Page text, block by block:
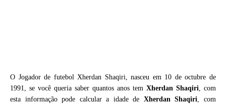
O Jogador de futebol Xherdan Shaqiri, nasceu em 10 de octubre de
1991, se você queria saber quantos anos tem Xherdan Shaqiri, com
esta informação pode calcular a idade de Xherdan Shaqiri, com